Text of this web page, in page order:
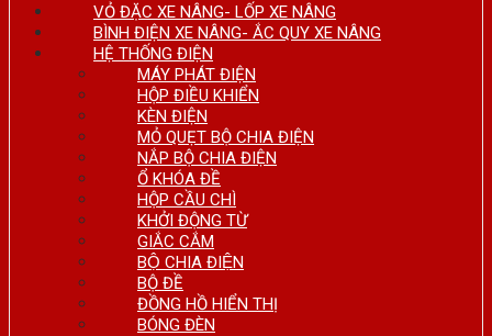
VỎ ĐẶC XE NÂNG- LỐP XE NÂNG
BÌNH ĐIỆN XE NÂNG- ẮC QUY XE NÂNG
HỆ THỐNG ĐIỆN
MÁY PHÁT ĐIỆN
HỘP ĐIỀU KHIỂN
KÈN ĐIỆN
MỎ QUẸT BỘ CHIA ĐIỆN
NẮP BỘ CHIA ĐIỆN
Ổ KHÓA ĐỀ
HỘP CẦU CHÌ
KHỞI ĐỘNG TỪ
GIẮC CẮM
BỘ CHIA ĐIỆN
BỘ ĐỀ
ĐỒNG HỒ HIỂN THỊ
BÓNG ĐÈN